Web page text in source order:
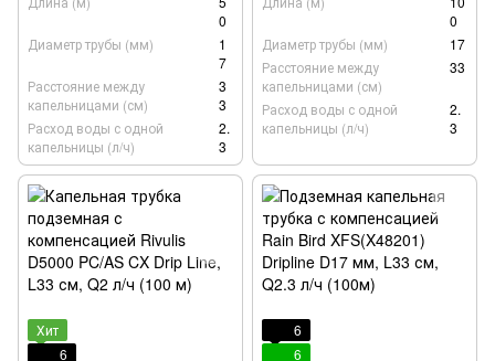
0
Диаметр трубы (мм)
1
7
Расстояние между
капельницами (см)
3
3
Расход воды с одной
капельницы (л/ч)
2.
3
0
Диаметр трубы (мм)
17
Расстояние между
капельницами (см)
33
Расход воды с одной
капельницы (л/ч)
2.
3
Хит
6
6
6